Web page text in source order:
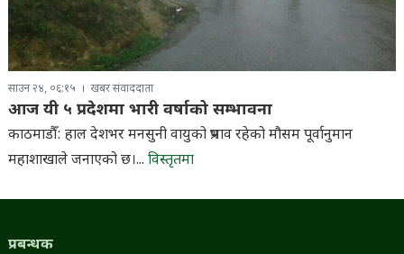
साउन २४, ०६:१५ खबर संवाददाता
आज यी ५ प्रदेशमा भारी वर्षाको सम्भावना
काठमाडौँ: हाल देशभर मनसुनी वायुको प्रभाव रहेको मौसम पूर्वानुमान
महाशाखाले जनाएको छ।... विस्तृतमा
प्रबन्धक